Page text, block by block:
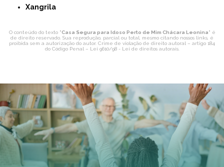
Xangrila
O conteúdo do texto "Casa Segura para Idoso Perto de Mim Chácara Leonina" é
de direito reservado. Sua reprodução, parcial ou total, mesmo citando nossos links, é
proibida sem a autorização do autor. Crime de violação de direito autoral – artigo 184
do Código Penal – Lei 9610/98 - Lei de direitos autorais.